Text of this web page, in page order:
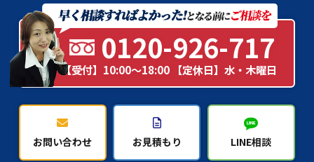
0120-926-717
【受付】10:00～18:00 【定休日】水・木曜日
お問い合わせ お見積もり LINE相談